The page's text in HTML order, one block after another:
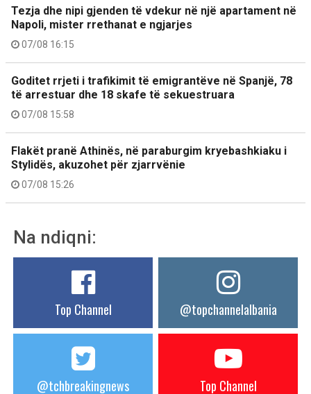
Tezja dhe nipi gjenden të vdekur në një apartament në
Napoli, mister rrethanat e ngjarjes
07/08 16:15
Goditet rrjeti i trafikimit të emigrantëve në Spanjë, 78
të arrestuar dhe 18 skafe të sekuestruara
07/08 15:58
Flakët pranë Athinës, në paraburgim kryebashkiaku i
Stylidës, akuzohet për zjarrvënie
07/08 15:26
Na ndiqni:
Top Channel @topchannelalbania
@tchbreakingnews Top Channel